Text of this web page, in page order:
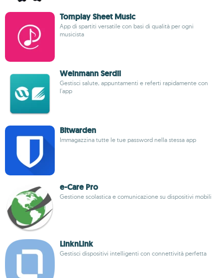
Tomplay Sheet Music
App di spartiti versatile con basi di qualità per ogni
musicista
Weinmann Serdil
Gestisci salute, appuntamenti e referti rapidamente con
l'app
Bitwarden
Immagazzina tutte le tue password nella stessa app
e-Care Pro
Gestione scolastica e comunicazione su dispositivi mobili
LinknLink
Gestisci dispositivi intelligenti con connettività perfetta